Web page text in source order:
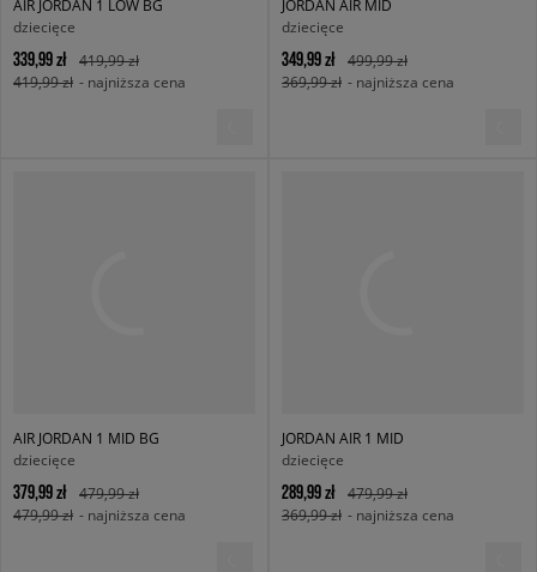
AIR JORDAN 1 LOW BG
dziecięce
339,99 zł
419,99 zł
419,99 zł - najniższa cena
JORDAN AIR MID
dziecięce
349,99 zł
499,99 zł
369,99 zł - najniższa cena
AIR JORDAN 1 MID BG
dziecięce
379,99 zł
479,99 zł
479,99 zł - najniższa cena
JORDAN AIR 1 MID
dziecięce
289,99 zł
479,99 zł
369,99 zł - najniższa cena